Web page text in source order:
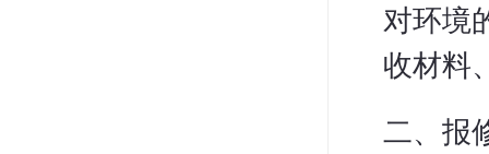
对环境
收材料
二、报